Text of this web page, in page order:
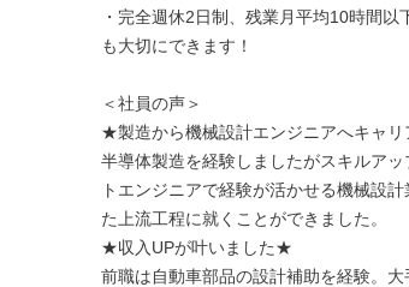
・完全週休2日制、残業月平均10時間
も大切にできます！
＜社員の声＞
★製造から機械設計エンジニアへキャ
半導体製造を経験しましたがスキルア
トエンジニアで経験が活かせる機械設
た上流工程に就くことができました。
★収入UPが叶いました★
前職は自動車部品の設計補助を経験。大